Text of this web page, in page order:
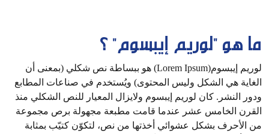
ما هو "لوريم إيبسوم" ؟
لوريم إيبسوم(Lorem Ipsum) هو ببساطة نص شكلي (بمعنى أن
الغاية هي الشكل وليس المحتوى) ويُستخدم في صناعات المطابع
ودور النشر. كان لوريم إيبسوم ولايزال المعيار للنص الشكلي منذ
القرن الخامس عشر عندما قامت مطبعة مجهولة برص مجموعة
من الأحرف بشكل عشوائي أخذتها من نص، لتكوّن كتيّب بمثابة